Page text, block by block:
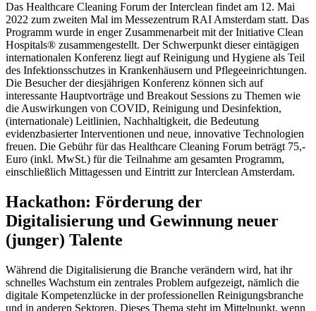
Das Healthcare Cleaning Forum der Interclean findet am 12. Mai
2022 zum zweiten Mal im Messezentrum RAI Amsterdam statt. Das
Programm wurde in enger Zusammenarbeit mit der Initiative Clean
Hospitals® zusammengestellt. Der Schwerpunkt dieser eintägigen
internationalen Konferenz liegt auf Reinigung und Hygiene als Teil
des Infektionsschutzes in Krankenhäusern und Pflegeeinrichtungen.
Die Besucher der diesjährigen Konferenz können sich auf
interessante Hauptvorträge und Breakout Sessions zu Themen wie
die Auswirkungen von COVID, Reinigung und Desinfektion,
(internationale) Leitlinien, Nachhaltigkeit, die Bedeutung
evidenzbasierter Interventionen und neue, innovative Technologien
freuen. Die Gebühr für das Healthcare Cleaning Forum beträgt 75,-
Euro (inkl. MwSt.) für die Teilnahme am gesamten Programm,
einschließlich Mittagessen und Eintritt zur Interclean Amsterdam.
Hackathon: Förderung der
Digitalisierung und Gewinnung neuer
(junger) Talente
Während die Digitalisierung die Branche verändern wird, hat ihr
schnelles Wachstum ein zentrales Problem aufgezeigt, nämlich die
digitale Kompetenzlücke in der professionellen Reinigungsbranche
und in anderen Sektoren. Dieses Thema steht im Mittelpunkt, wenn